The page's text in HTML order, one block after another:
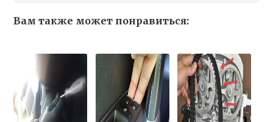
Вам также может понравиться: